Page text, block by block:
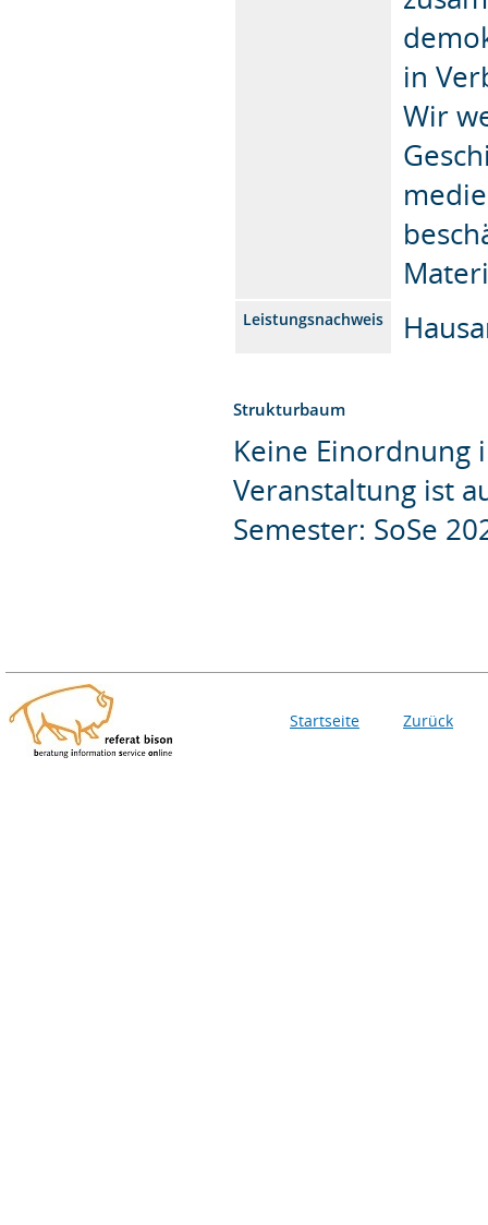
in
Wir
Leistungsnachweis
Strukturbaum
Keine Einordnung
Veranstaltung ist
Semester: SoSe
Startseite Zurück